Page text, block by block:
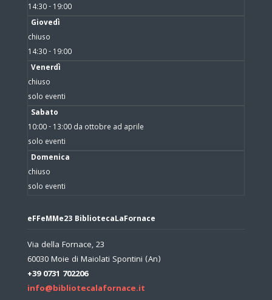
14:30 - 19:00
Giovedì
chiuso
14:30 - 19:00
Venerdì
chiuso
solo eventi
Sabato
10:00 - 13:00 da ottobre ad aprile
solo eventi
Domenica
chiuso
solo eventi
eFFeMMe23 BibliotecaLaFornace
Via della Fornace, 23
60030 Moie di Maiolati Spontini (An)
+39 0731 702206
info@bibliotecalafornace.it